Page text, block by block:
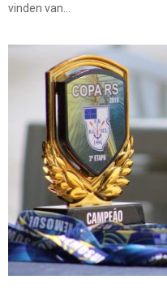
vinden van...